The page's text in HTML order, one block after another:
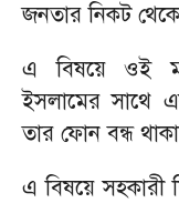
জনতার নিকট
এ বিষয়ে ওই
ইসলামের সাথে
তার ফোন বন্ধ
এ বিষয়ে সহকারী